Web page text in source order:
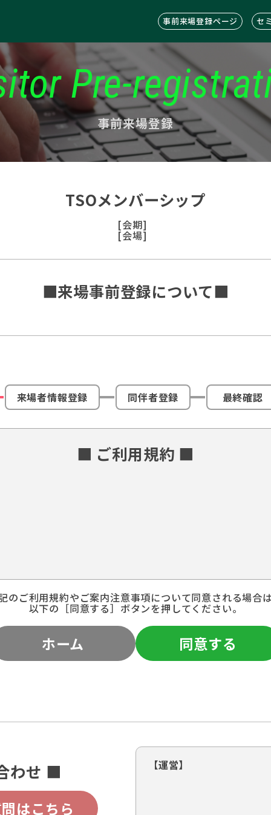
事前来場登録ページ セ
Pre-
事前来場登録
TSOメンバーシップ
[会期]
[会場]
■来場事前登録について■
来場者情報登録 同伴者登録 最終確認
■ ご利用規約 ■
のご利用規約やご案内注意事項について同意される場合
以下の［同意する］ボタンを押してください。
ホーム 同意する
わせ ■
はこちら
【運営】